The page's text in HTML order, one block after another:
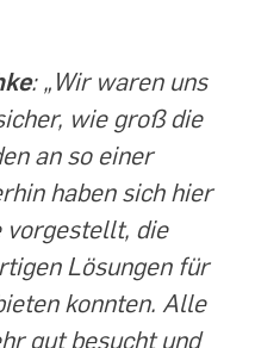
: „Wir waren uns
wie groß die
an so einer
haben sich hier
vorgestellt, die
Lösungen für
konnten. Alle
gut besucht und